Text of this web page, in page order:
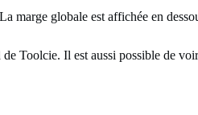
marge globale est affichée en
Toolcie. Il est aussi possible de